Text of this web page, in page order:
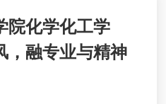
基础。...
院化学化工学
，融专业与精神